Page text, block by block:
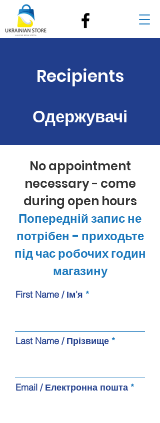
Recipients
Одержувачі
No appointment
necessary - come
during open hours
Попередній запис не
потрібен - приходьте
під час робочих годин
магазину
First Name / Ім'я
Last Name / Прізвище
Email / Електронна пошта